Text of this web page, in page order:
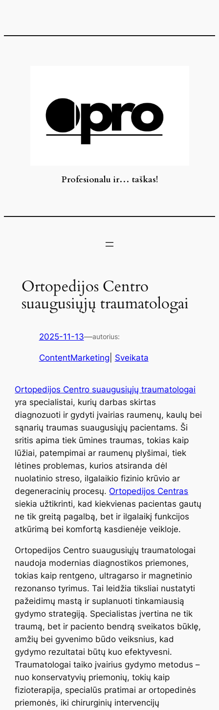
turinio
Profesionalu ir… taškas!
Ortopedijos Centro
suaugusiųjų traumatologai
2025-11-13—autorius:
ContentMarketing Sveikata
Ortopedijos Centro suaugusiųjų traumatologai
yra specialistai, kurių darbas skirtas
diagnozuoti ir gydyti įvairias raumenų, kaulų bei
sąnarių traumas suaugusiųjų pacientams. Ši
sritis apima tiek ūmines traumas, tokias kaip
lūžiai, patempimai ar raumenų plyšimai, tiek
lėtines problemas, kurios atsiranda dėl
nuolatinio streso, ilgalaikio fizinio krūvio ar
degeneracinių procesų. Ortopedijos Centras
siekia užtikrinti, kad kiekvienas pacientas gautų
ne tik greitą pagalbą, bet ir ilgalaikį funkcijos
atkūrimą bei komfortą kasdienėje veikloje.
Ortopedijos Centro suaugusiųjų traumatologai
naudoja modernias diagnostikos priemones,
tokias kaip rentgeno, ultragarso ir magnetinio
rezonanso tyrimus. Tai leidžia tiksliai nustatyti
pažeidimų mastą ir suplanuoti tinkamiausią
gydymo strategiją. Specialistas įvertina ne tik
traumą, bet ir paciento bendrą sveikatos būklę,
amžių bei gyvenimo būdo veiksnius, kad
gydymo rezultatai būtų kuo efektyvesni.
Traumatologai taiko įvairius gydymo metodus –
nuo konservatyvių priemonių, tokių kaip
fizioterapija, specialūs pratimai ar ortopedinės
priemonės, iki chirurginių intervencijų